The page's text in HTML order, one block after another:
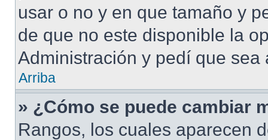
usar o no y en que tamaño y
de que no este disponible la
Administración y pedí que sea
Arriba
» ¿Cómo se puede cambiar
Rangos, los cuales aparecen